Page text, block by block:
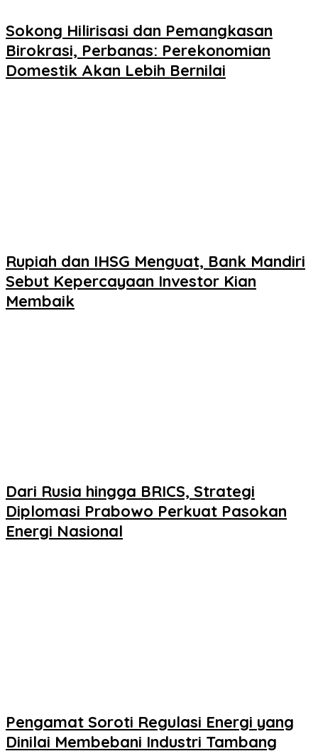
Sokong Hilirisasi dan Pemangkasan
Birokrasi, Perbanas: Perekonomian
Domestik Akan Lebih Bernilai
Rupiah dan IHSG Menguat, Bank Mandiri
Sebut Kepercayaan Investor Kian
Membaik
Dari Rusia hingga BRICS, Strategi
Diplomasi Prabowo Perkuat Pasokan
Energi Nasional
Pengamat Soroti Regulasi Energi yang
Dinilai Membebani Industri Tambang